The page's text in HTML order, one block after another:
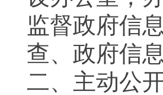
监督政府信
查、政府信
二、主动公